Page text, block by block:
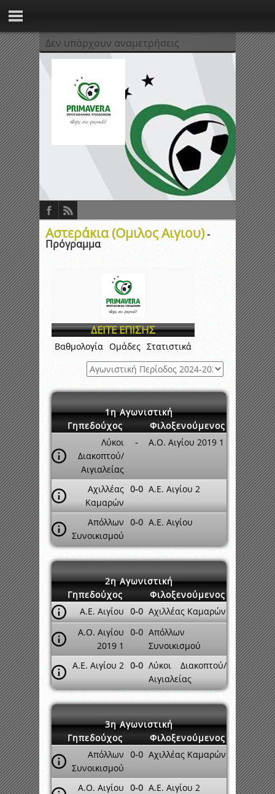
Δεν υπάρχουν αναμετρήσεις
Αστεράκια (Ομιλος Αιγιου)-
Πρόγραμμα
ΔΕΙΤΕ ΕΠΙΣΗΣ
Βαθμολογία Ομάδες Στατιστικά
1η Αγωνιστική
Γηπεδούχος
Φιλοξενούμενος
Λύκοι
Διακοπτού/
Αιγιαλείας
- Α.Ο. Αιγίου 2019 1
Αχιλλέας
Καμαρών
0-0 Α.Ε. Αιγίου 2
Απόλλων
Συνοικισμού
0-0 Α.Ε. Αιγίου
2η Αγωνιστική
Γηπεδούχος
Φιλοξενούμενος
Α.Ε. Αιγίου 0-0 Αχιλλέας Καμαρών
Α.Ο. Αιγίου
2019 1
0-0 Απόλλων
Συνοικισμού
Α.Ε. Αιγίου 2 0-0 Λύκοι Διακοπτού/
Αιγιαλείας
3η Αγωνιστική
Γηπεδούχος
Φιλοξενούμενος
Απόλλων
Συνοικισμού
0-0 Αχιλλέας Καμαρών
Α.Ο. Αιγίου 0-0 Α.Ε. Αιγίου 2